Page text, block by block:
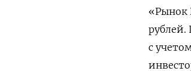
«Рынок
рублей.
с